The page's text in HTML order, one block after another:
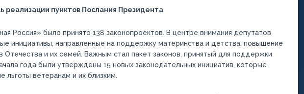
реализации пунктов Послания Президента
Россия» было принято 138 законопроектов. В центре внимания депутатов
инициативы, направленные на поддержку материнства и детства, повышение
и их семей. Важным стал пакет законов, принятый для поддержки
года были утверждены 15 новых законодательных инициатив, которые
льготы ветеранам и их близким.